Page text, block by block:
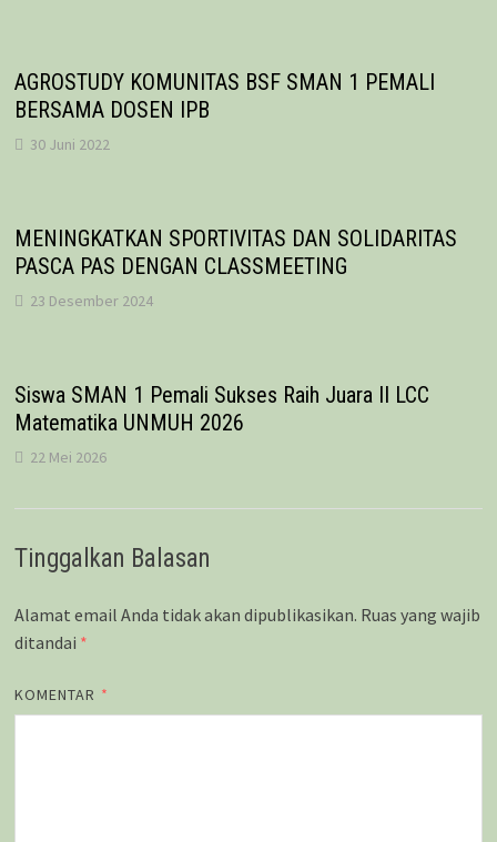
AGROSTUDY KOMUNITAS BSF SMAN 1 PEMALI
BERSAMA DOSEN IPB
30 Juni 2022
MENINGKATKAN SPORTIVITAS DAN SOLIDARITAS
PASCA PAS DENGAN CLASSMEETING
23 Desember 2024
Siswa SMAN 1 Pemali Sukses Raih Juara II LCC
Matematika UNMUH 2026
22 Mei 2026
Tinggalkan Balasan
Alamat email Anda tidak akan dipublikasikan. Ruas yang wajib
ditandai *
KOMENTAR *